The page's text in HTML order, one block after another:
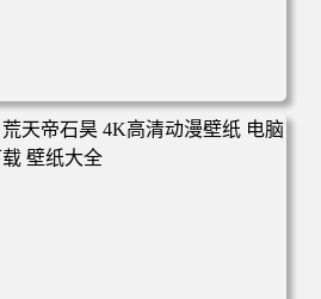
黑 罗小黑战记 罗小黑战记2 风息
纸 壁纸下载 壁纸大全